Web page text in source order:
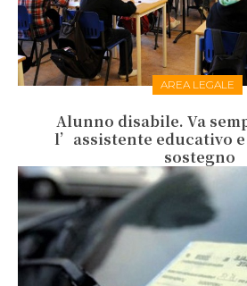
AREA LEGALE
Alunno disabile. Va
l’assistente educativo
sostegno